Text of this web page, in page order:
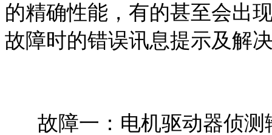
的精确性能，有的甚至会出
故障时的错误讯息提示及解
故障一：电机驱动器侦测